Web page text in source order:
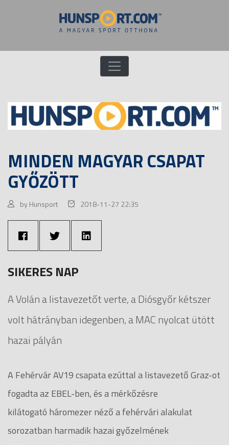
MINDEN MAGYAR CSAPAT
GYŐZÖTT
by Hunsport 2018-11-27 22:35
SIKERES NAP
A Volán a listavezetőt verte, a Diósgyőr kétszer
volt hátrányban idegenben, a MAC nyolcat ütött
hazai pályán
A Fehérvár AV19 csapata ezúttal a listavezető Graz-ot
fogadta az EBEL-ben, és a mérkőzésre
kilátogató háromezer néző a fehérvári alakulat
sorozatban harmadik hazai győzelmének